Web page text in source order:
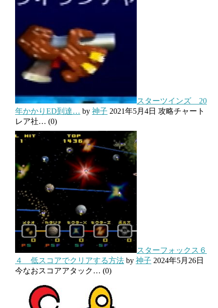
スターツインズ 20
年かかりED到達… by 神子 2021年5月4日 攻略チャート
レア社… (0)
スターフォックス６
４ 低スコアでクリアする方法 by 神子 2024年5月26日
今なおスコアアタック… (0)